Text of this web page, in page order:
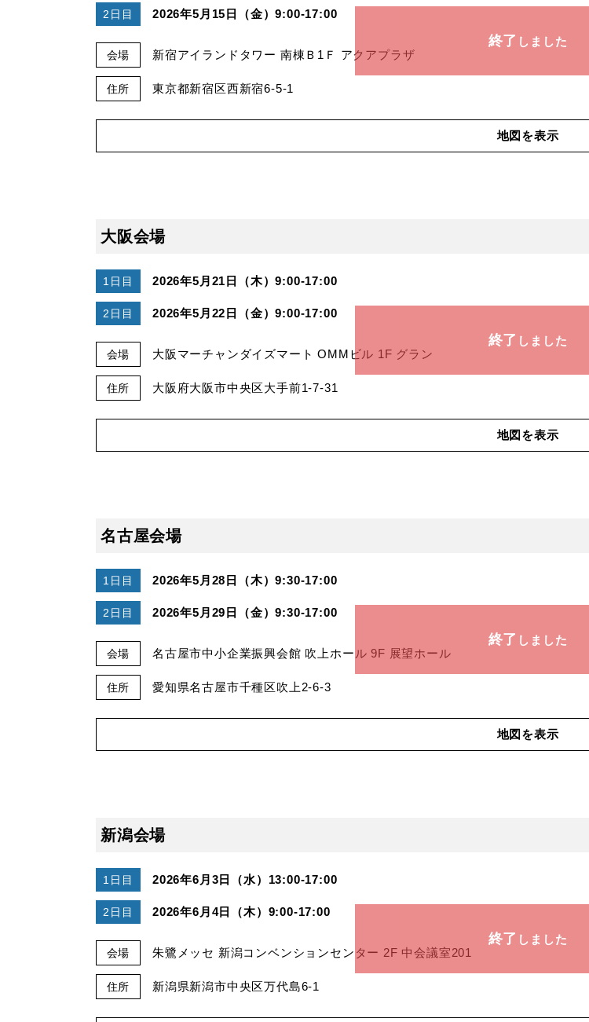
終了 しました
2日目 2026年5月15日（金）9:00-17:00
会場 新宿アイランドタワー 南棟Ｂ1Ｆ アクアプラザ
住所 東京都新宿区西新宿6-5-1
地図を表示
終了 しました
大阪会場
1日目 2026年5月21日（木）9:00-17:00
2日目 2026年5月22日（金）9:00-17:00
会場 大阪マーチャンダイズマート OMMビル 1F グラン
住所 大阪府大阪市中央区大手前1-7-31
地図を表示
終了 しました
名古屋会場
1日目 2026年5月28日（木）9:30-17:00
2日目 2026年5月29日（金）9:30-17:00
会場 名古屋市中小企業振興会館 吹上ホール 9F 展望ホール
住所 愛知県名古屋市千種区吹上2-6-3
地図を表示
終了 しました
新潟会場
1日目 2026年6月3日（水）13:00-17:00
2日目 2026年6月4日（木）9:00-17:00
会場 朱鷺メッセ 新潟コンベンションセンター 2F 中会議室201
住所 新潟県新潟市中央区万代島6-1